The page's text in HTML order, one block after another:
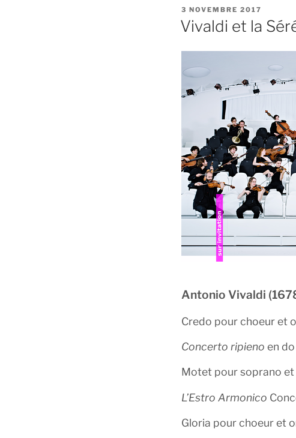
PUBLIÉ
LE
3 NOVEMBRE 2017
Vivaldi et la
Antonio Vivaldi
Credo pour choeur et
Concerto ripieno en
Motet pour soprano et
L’Estro Armonico
Gloria pour choeur et